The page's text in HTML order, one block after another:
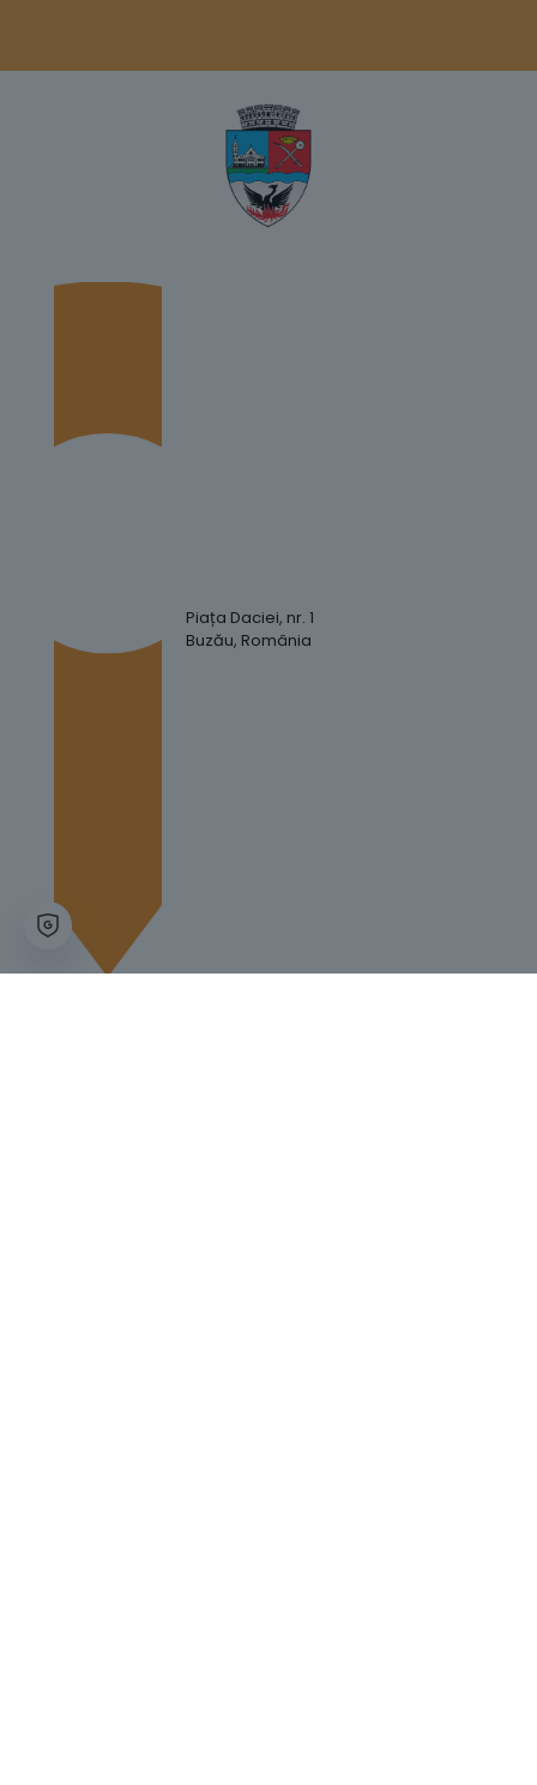
Piața Daciei, nr. 1
Buzău, România